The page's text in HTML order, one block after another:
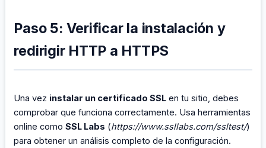
Paso 5: Verificar la instalación y
redirigir HTTP a HTTPS
Una vez instalar un certificado SSL en tu sitio, debes
comprobar que funciona correctamente. Usa herramientas
online comoSSL Labs (https://www.ssllabs.com/ssltest/)
para obtener un análisis completo de la configuración.